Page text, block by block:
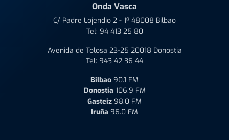
Onda Vasca
C/ Padre Lojendio 2 - 1º 48008 Bilbao
Tel: 94 413 25 80
Avenida de Tolosa 23-25 20018 Donostia
Tel: 943 42 36 44
Bilbao 90.1 FM
Donostia 106.9 FM
Gasteiz 98.0 FM
Iruña 96.0 FM